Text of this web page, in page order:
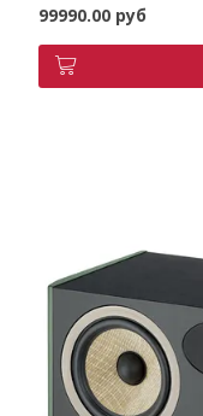
99990.00 руб